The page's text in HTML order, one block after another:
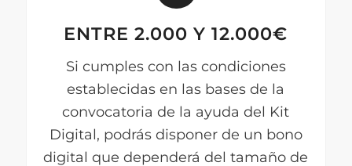
ENTRE 2.000 Y 12.000€
Si cumples con las condiciones
establecidas en las bases de la
convocatoria de la ayuda del Kit
Digital, podrás disponer de un bono
digital que dependerá del tamaño de